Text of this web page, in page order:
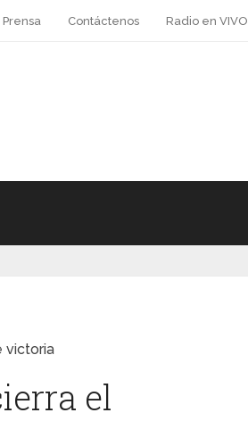
Contáctenos Radio en VIVO
victoria
el